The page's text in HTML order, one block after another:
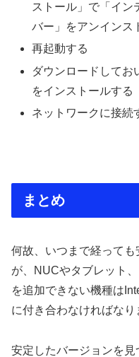
ストール」で「イン
バー」をアンインス
再起動する
ダウンロードしてお
をインストールする
ネットワークに接続
まとめ
何故、いつまで経って
が、NUCやタブレット
を追加できない機種は
に付き合わなければなり
安定したバージョンを